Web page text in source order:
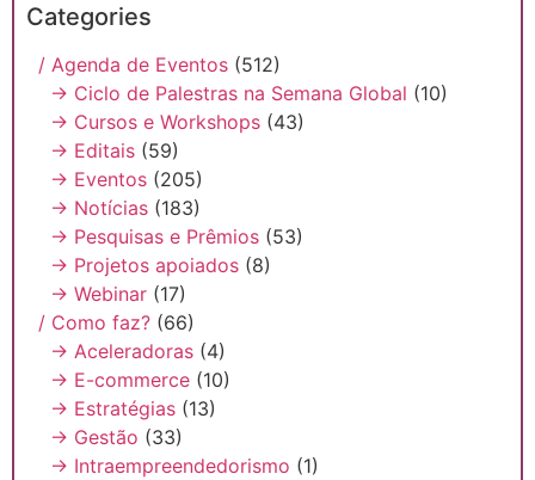
Categories
/ Agenda de Eventos (512)
→ Ciclo de Palestras na Semana Global (10)
→ Cursos e Workshops (43)
→ Editais (59)
→ Eventos (205)
→ Notícias (183)
→ Pesquisas e Prêmios (53)
→ Projetos apoiados (8)
→ Webinar (17)
/ Como faz? (66)
→ Aceleradoras (4)
→ E-commerce (10)
→ Estratégias (13)
→ Gestão (33)
→ Intraempreendedorismo (1)